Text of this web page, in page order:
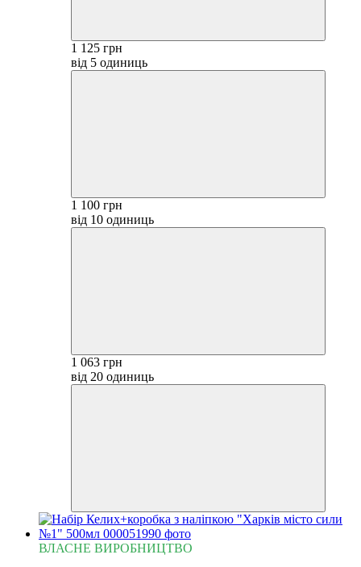
1 125 грн
від 5 одиниць
1 100 грн
від 10 одиниць
1 063 грн
від 20 одиниць
ВЛАСНЕ ВИРОБНИЦТВО